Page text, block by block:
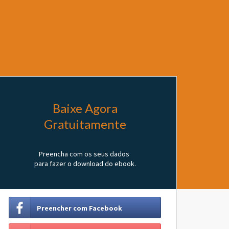
Baixe Agora
Gratuitamente
Preencha com os seus dados
para fazer o download do ebook.
Preencher com Facebook